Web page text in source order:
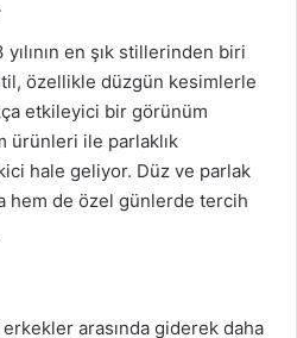
en şık stillerinden biri
özellikle düzgün kesimlerle
etkileyici bir görünüm
ürünleri ile parlaklık
hale geliyor. Düz ve parlak
hem de özel günlerde tercih
arasında giderek daha